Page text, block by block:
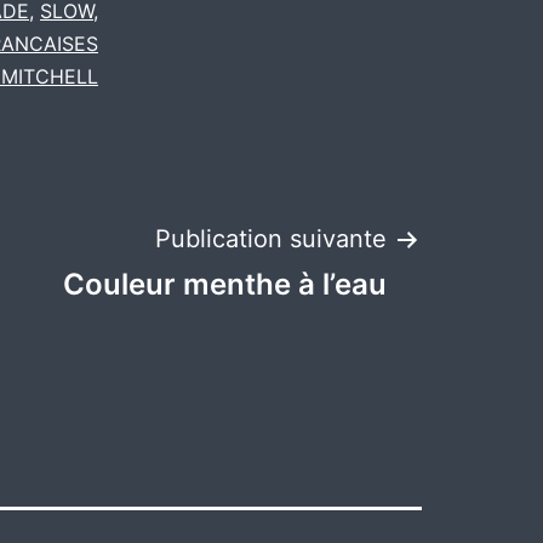
, SLOW,
Publication suivante
Couleur menthe à l’eau